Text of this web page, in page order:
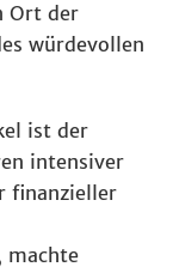
Ort der
würdevollen
ist der
intensiver
finanzieller
machte